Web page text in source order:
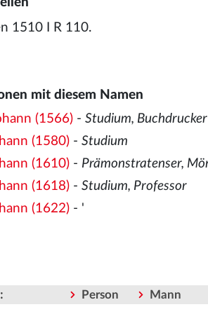
1510 I R 110.
mit diesem Namen
(1566) -Studium, Buchdrucker
(1580) -Studium
(1610) - Prämonstratenser,
(1618) -Studium, Professor
(1622) - '
: Person Mann